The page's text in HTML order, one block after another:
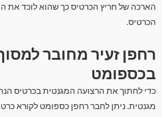
הארכה של חריץ הכרטיס כך שהוא לוכד את
הכרטיס.
רחפן זעיר מחובר
בכספומט
כדי לחתוך את הרצועה המגנטית בכרטיס
מגנטית. ניתן לחבר רחפן כספומט לקורא